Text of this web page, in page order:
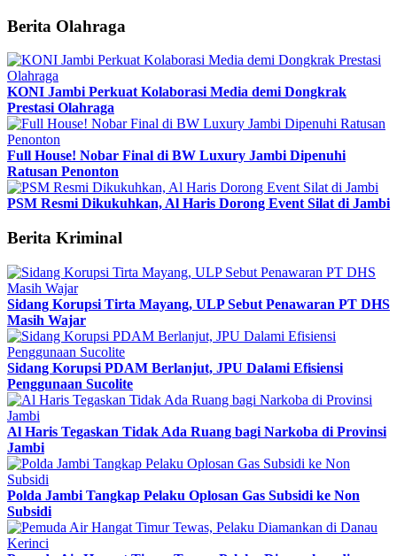
Berita Olahraga
KONI Jambi Perkuat Kolaborasi Media demi Dongkrak
Prestasi Olahraga
Full House! Nobar Final di BW Luxury Jambi Dipenuhi
Ratusan Penonton
PSM Resmi Dikukuhkan, Al Haris Dorong Event Silat di Jambi
Berita Kriminal
Sidang Korupsi Tirta Mayang, ULP Sebut Penawaran PT DHS
Masih Wajar
Sidang Korupsi PDAM Berlanjut, JPU Dalami Efisiensi
Penggunaan Sucolite
Al Haris Tegaskan Tidak Ada Ruang bagi Narkoba di Provinsi
Jambi
Polda Jambi Tangkap Pelaku Oplosan Gas Subsidi ke Non
Subsidi